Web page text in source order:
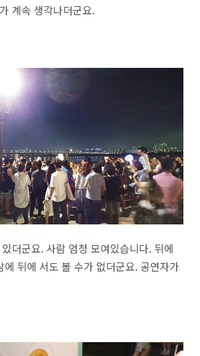
계속 생각나더군요.
더군요. 사람 엄청 모여있습니다. 뒤에
에 뒤에 서도 볼 수가 없더군요. 공연자가